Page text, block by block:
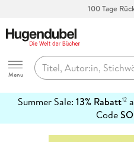
Hugendubel
Menu
Summer Sale: 13% Rabatt12
Code
erfahren